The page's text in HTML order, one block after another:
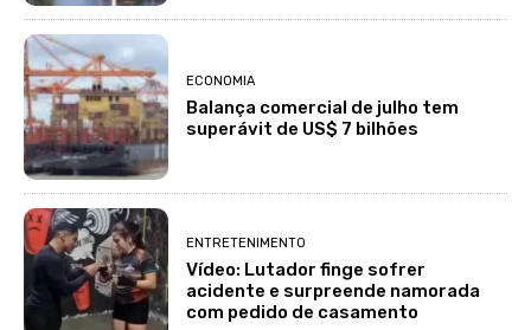
ECONOMIA
Balança comercial de julho tem
superávit de US$ 7 bilhões
ENTRETENIMENTO
Vídeo: Lutador finge sofrer
acidente e surpreende namorada
com pedido de casamento